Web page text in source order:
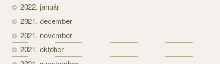
2022. január
2021. december
2021. november
2021. október